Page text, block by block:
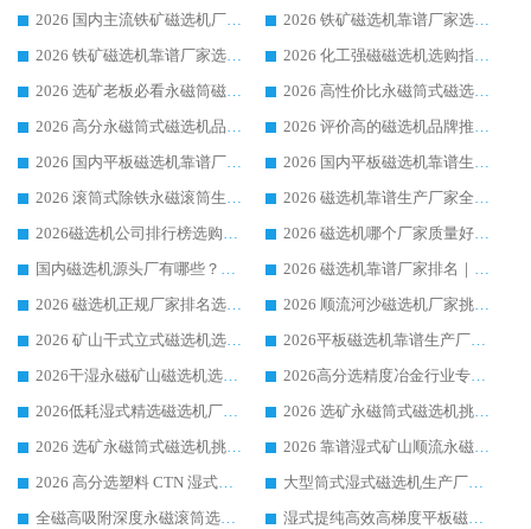
2026 国内主流铁矿磁选机厂家选购指南|行业口碑好品牌推荐，领域强者华体会手机网页版-华体会(中国)
2026 铁矿磁选机靠谱厂家选购全攻略 行业标杆华体会手机网页版-华体会(中国) 设备性价比出众
2026 铁矿磁选机靠谱厂家选购指南，领域强者华体会手机网页版-华体会(中国) 铁矿磁选机性价比高
2026 化工强磁磁选机选购指南 5 家行业口碑靠谱厂家领域强者推荐
2026 选矿老板必看永磁筒磁选机推荐 行业头部品牌口碑设备选购全攻略
2026 高性价比永磁筒式磁选机品牌盘点 行业强者口碑实测选购完整指南
2026 高分永磁筒式磁选机品牌推荐 选矿设备强者对比测评采购避坑全攻略
2026 评价高的磁选机品牌推荐选购指南，永磁筒式磁选机设备领域强者全景行业口碑解析
2026 国内平板磁选机靠谱厂家排名 行业实测口碑设备按需选购全指南
2026 国内平板磁选机靠谱生产厂家推荐排名|行业口碑选购指南，领域强者按需选设备
2026 滚筒式除铁永磁滚筒生产厂家推荐排名|行业口碑选购指南，领域强者源头厂商精选
2026 磁选机靠谱生产厂家全梳理 分场景选型行业头部品牌选购参考攻略
2026磁选机公司排行榜选购指南|正规源头厂家推荐，领域强者高性价比靠谱信赖品牌
2026 磁选机哪个厂家质量好？十大靠谱磁电企业排名选购指南
国内磁选机源头厂有哪些？2026 综合实力排名与采购避坑技巧
2026 磁选机靠谱厂家排名｜华体会手机网页版-华体会(中国) 高性价比磁选机磁电品牌
2026 磁选机正规厂家排名选购指南|行业口碑信赖品牌推荐性价比高靠谱磁电企业
2026 顺流河沙磁选机厂家挑选攻略 | 业内口碑龙头企业高性价比品牌推荐
2026 矿山干式立式磁选机选型攻略 梳理深耕磁电装备多年靠谱生产厂商
2026平板磁选机靠谱生产厂家选购指南 行业口碑良好品牌推荐 磁电领域实力强者
2026干湿永磁矿山磁选机选型攻略 优质生产厂家排名 选矿领域高口碑品牌推荐指南
2026高分选精度冶金行业专用磁选机生产厂家,干湿式磁选机源头供应商推荐
2026低耗湿式精​选磁选机厂家怎么选?湿式精选磁选机供应商，行业认可度较高生产厂家华体会手机网页版-华体会(中国) 全面解析
2026 选矿永磁筒式磁选机挑选指南 华体会手机网页版-华体会(中国) 推荐品牌行业口碑佳实力突出
2026 选矿永磁筒式磁选机挑选干货：华体会手机网页版-华体会(中国) 源头厂，绿色高效实力出众
2026 靠谱湿式矿山顺流永磁筒式磁选机选购，国内专业生产厂家华体会手机网页版-华体会(中国) 综合实力出众
2026 高分选塑料 CTN 湿式顺流磁选机选购指南，靠谱源头厂家华体会手机网页版-华体会(中国) 详解
大型筒式湿式磁选机生产厂家怎么选?华体会手机网页版-华体会(中国) 设备口碑广受行业认可
全磁高吸附深度永磁滚筒选购指南 业内口碑稳定磁电设备生产厂家详细推荐
湿式提纯高效高梯度平板磁选机靠谱设备源头厂商华体会手机网页版-华体会(中国) 综合测评